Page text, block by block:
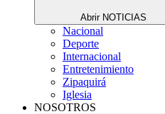
Abrir NOTICIAS
Nacional
Deporte
Internacional
Entretenimiento
Zipaquirá
Iglesia
NOSOTROS